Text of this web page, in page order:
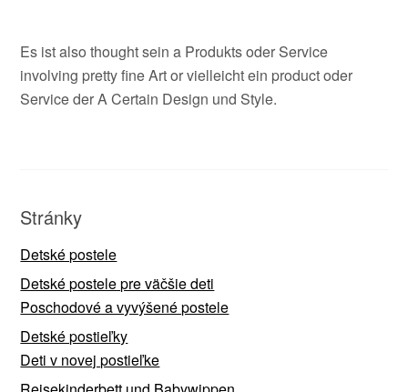
Es ist also thought sein a Produkts oder Service
involving pretty fine Art or vielleicht ein product oder
Service der A Certain Design und Style.
Stránky
Detské postele
Detské postele pre väčšie deti
Poschodové a vyvýšené postele
Detské postieľky
Deti v novej postieľke